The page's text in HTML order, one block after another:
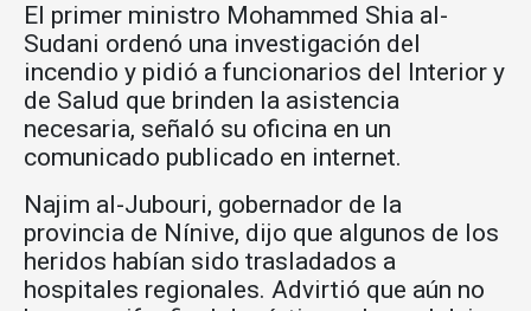
El primer ministro Mohammed Shia al-
Sudani ordenó una investigación del
incendio y pidió a funcionarios del Interior y
de Salud que brinden la asistencia
necesaria, señaló su oficina en un
comunicado publicado en internet.
Najim al-Jubouri, gobernador de la
provincia de Nínive, dijo que algunos de los
heridos habían sido trasladados a
hospitales regionales. Advirtió que aún no